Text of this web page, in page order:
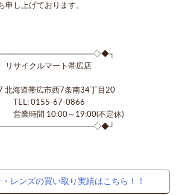
申し上げております。
マート帯広店
帯広市西7条南34丁目20
67-0866
～19:00(不定休)
レンズの買い取り実績はこちら！！